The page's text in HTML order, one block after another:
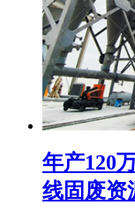
年产120
线固废资